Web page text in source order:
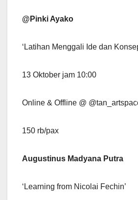
@Pinki Ayako
‘Latihan Menggali Ide dan
13 Oktober jam 10:00
Online & Offline @
150 rb/pax
Augustinus Madyana Putra
‘Learning from Nicolai Fechin’